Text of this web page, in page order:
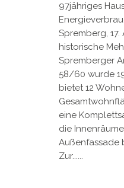
97jähriges
Spremberg, 17.
historische
Spremberger
58/60 wurde
bietet 12
eine
die
Außenfassade
Zur......